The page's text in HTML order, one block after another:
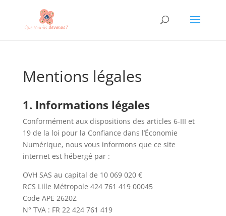
Mentions légales
1. Informations légales
Conformément aux dispositions des articles 6-III et
19 de la loi pour la Confiance dans l’Économie
Numérique, nous vous informons que ce site
internet est hébergé par :
OVH SAS au capital de 10 069 020 €
RCS Lille Métropole 424 761 419 00045
Code APE 2620Z
N° TVA : FR 22 424 761 419